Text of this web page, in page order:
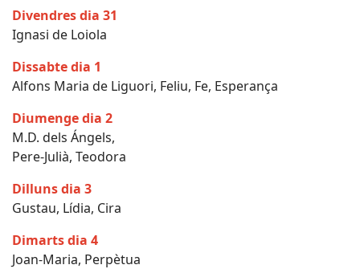
Divendres dia 31
Ignasi de Loiola
Dissabte dia 1
Alfons Maria de Liguori, Feliu, Fe, Esperança
Diumenge dia 2
M.D. dels Ángels,
Pere-Julià, Teodora
Dilluns dia 3
Gustau, Lídia, Cira
Dimarts dia 4
Joan-Maria, Perpètua